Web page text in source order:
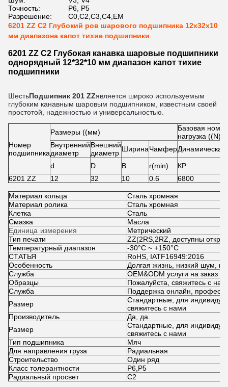
Точность:
P6, P5
Разрешение:
C0,C2,C3,C4,EM
6201 ZZ C2 Глубокий ров шарового подшипника 12x32x10
мм диапазона капот тихие подшипники
6201 ZZ C2 Глубокая канавка шаровые подшипники
однорядный 12*32*10 мм диапазон капот тихие
подшипники
ШестьПодшипник 201 ZZявляется широко используемым
глубоким канавным шаровым подшипником, известным своей
простотой, надежностью и универсальностью.
Номер
подшипника
Размеры ((мм)
Базовая
нагрузка ((N)
Внутренний
диаметр
Внешний
диаметр ШиринаЧамферДинамическая
d D В. r(min) КР
6201 ZZ
12 32 10 0.6 6800
Материал кольца
Сталь хромная
Материал ролика
Сталь хромная
Клетка
Сталь
Смазка
Масла
Единица измерения
Метрический
Тип печати
ZZ(2RS 2RZ, доступны
Температурный диапазон
-30°C ~ +150°C
СТАТЬЯ
RoHS, IATF16949:2016
Особенность
Долгая жизнь, низкий шум,
Служба
OEM&ODM услуги на заказ
Образцы
Пожалуйста, свяжитесь с
Служба
Поддержка онлайн,
Размер
Стандартные, для
свяжитесь с нами
Производитель
Да, да.
Размер
Стандартные, для
свяжитесь с нами
Тип подшипника
Мяч
Для направления груза
Радиальная
Строительство
Один ряд
Класс толерантности
P6,P5
Радиальный просвет
С2